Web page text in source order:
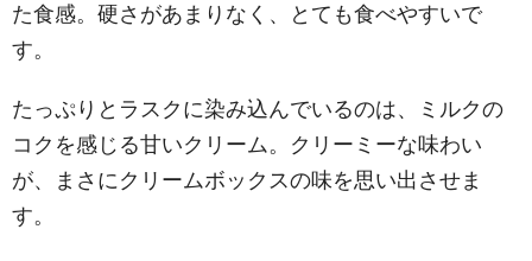
た食感。硬さがあまりなく、とても食べやすいで
す。
たっぷりとラスクに染み込んでいるのは、ミルクの
コクを感じる甘いクリーム。クリーミーな味わい
が、まさにクリームボックスの味を思い出させま
す。